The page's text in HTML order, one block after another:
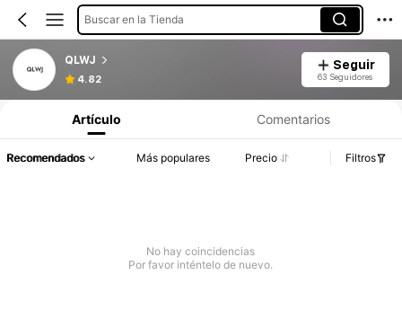
Buscar en la Tienda
QLWJ
4.82
Seguir
63 Seguidores
Artículo Comentarios
Recomendados Más populares Precio Filtros
No hay coincidencias
Por favor inténtelo de nuevo.